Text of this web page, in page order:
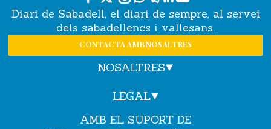
Diari de Sabadell, el diari de sempre, al servei
dels sabadellencs i vallesans.
CONTACTA AMB NOSALTRES
NOSALTRES
LEGAL
AMB EL SUPORT DE